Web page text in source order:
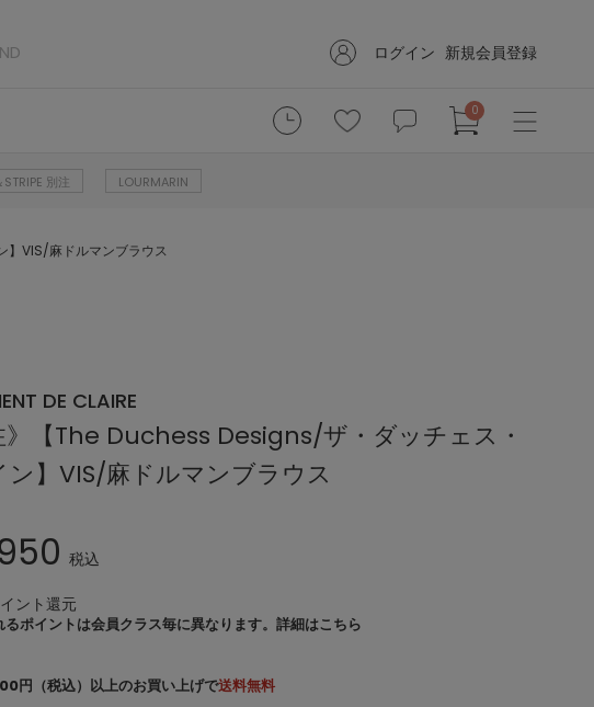
ログイン 新規会員登録
0
STRIPE 別注 LOURMARIN
】VIS/麻ドルマンブラウス
DE CLAIRE
》【The Duchess Designs/ザ・ダッチェス・
ン】VIS/麻ドルマンブラウス
税込
ント還元
ポイントは会員クラス毎に異なります。 詳細はこちら
円（税込）以上のお買い上げで送料無料